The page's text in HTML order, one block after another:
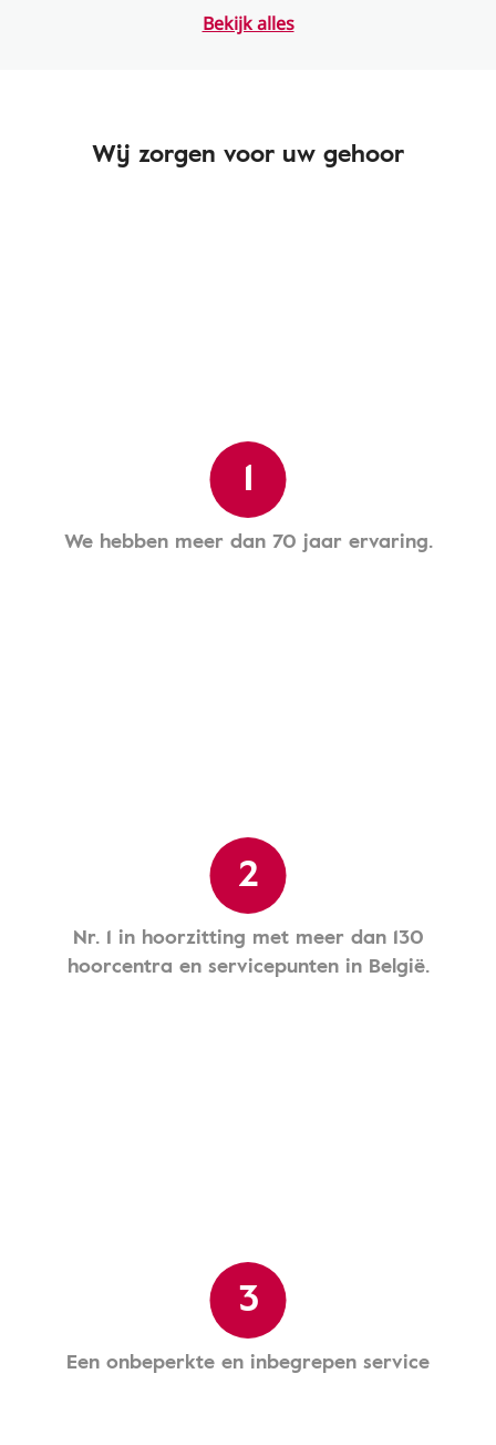
Bekijk alles
Wij zorgen voor uw gehoor
1
We hebben meer dan 70 jaar ervaring.
2
Nr. 1 in hoorzitting met meer dan 130
hoorcentra en servicepunten in België.
3
Een onbeperkte en inbegrepen service